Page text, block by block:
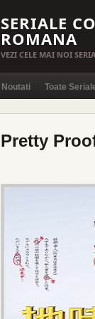
SERIALE
ROMANA
VEZI CELE MAI NOI
Noutati Toate
Pretty